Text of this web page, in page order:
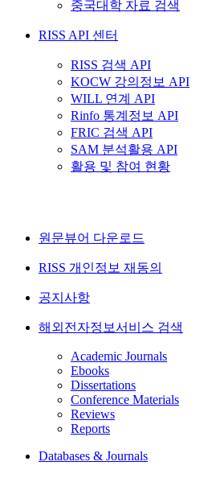
중국대학 자료 검색
RISS API 센터
RISS 검색 API
KOCW 강의정보 API
WILL 연계 API
Rinfo 통계정보 API
FRIC 검색 API
SAM 분석활용 API
활용 및 참여 현황
원문뷰어 다운로드
RISS 개인정보 재동의
공지사항
해외전자정보서비스 검색
Academic Journals
Ebooks
Dissertations
Conference Materials
Reviews
Reports
Databases & Journals